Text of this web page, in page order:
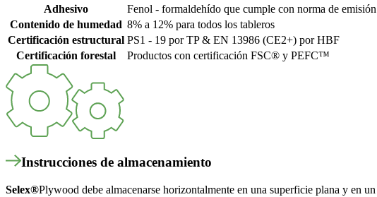
Adhesivo
Fenol - formaldehído que cumple con norma de emisión
Contenido de humedad 8% a 12% para todos los tableros
Certificación estructural PS1 - 19 por TP & EN 13986 (CE2+) por HBF
Certificación forestal
Productos con certificación FSC® y PEFC™
Instrucciones de almacenamiento
Selex®Plywood debe almacenarse horizontalmente en una superficie plana y en